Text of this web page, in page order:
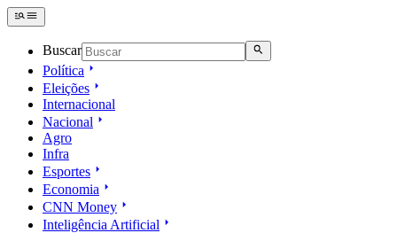
Buscar
Política
Eleições
Internacional
Nacional
Agro
Infra
Esportes
Economia
CNN Money
Inteligência Artificial